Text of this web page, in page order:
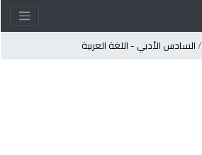
السادس الأدبي - اللغة العربية